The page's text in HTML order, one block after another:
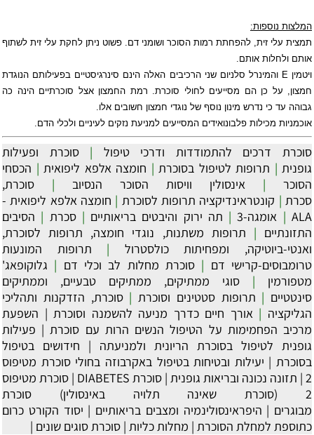
המלצות נוספות:
תמצית עלי זית, להפחתת רמות הסוכר ושומני דם. פשוט ניתן לחקת עלי זית לשתוף
אותם ולחלות אותם.
ויטמין E והמינרל סלניום שני הרכיבים האלה הינם סינרגיסטיים בפעילותם הנוגדת
חמצון, על כן הם מסייעים לחולי סוכרת . רמת החמצון אצל סוכרתיים הינה כה
גבוהה עד כי נדרש מינון נוסף של נוגדי חמצון חשובים אלו.
אוכמניות מכילות פלבונואידים המסייעים למניעת נזקים לעיניים ולכלי הדם.
סוכרת דרכים להתמודדות ודרכי טיפול |סוכרת ופעילות
גופנית | תרופות לטיפול בסוכרת | חומצה אלפא ליפואית | הכסחי
הסוכר | אינסולין וויסות הסוכר הנסיוב | סוכרת,
סכרת | קונטראינדיקציה תרופות לסוכרת | חומצה אלפא ליפואית -
ALA
| אומגה-3 | תה ירוק והיבטים בריאותיים |סכרת | הסיבים
התזונתיים | תרופות משתנות, נוגדי חומצה, תרופות לסוכרת,
ואנטי-ביוטיקה, ומפחיתות כולסטרול | תרופות המונעות
טרומבוסים-קרישי דם | סוכרת מחלות לב וכלי דם | גלוקופאג'
מטפורמין | סוגי ממתיקים, ממתיקים טבעיים, וממתיקים
סינטטיים | תרופות סטטינים וסוכרת |סוכרת, הזדקנות ותהליכי
הגליקציה | אורך חיים כדרך מניעה להשמנה וסוכרת | השפעת
מרכיב הפחמימות על הטיפול הנשים הרות עם סוכרת | פעילות
גופנית לטיפול בסוכרת הריונית ולמניעתה | חידושים בטיפול
בסוכרת | יעילות ובטיחות בטיפול באקרבוזה בחולי סוכרת מטיפוס
2
| תזונה נכונה ובריאות גופנית | סוכרת DIABETES | סוכרת מטיפוס
2 (סוכרת שאינה תלויה באינסולין) סוכרת
מבוגרים | היפראינסולינמיה ומצבים בריאותיים | יסוד הקורט כרום
כתוספת למחלת הסוכרת | מחלות כליות | סוכרת סוגים שונים |